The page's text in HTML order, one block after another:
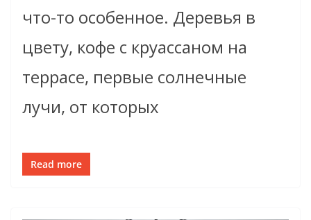
что-то особенное. Деревья в
цвету, кофе с круассаном на
террасе, первые солнечные
лучи, от которых
Read more